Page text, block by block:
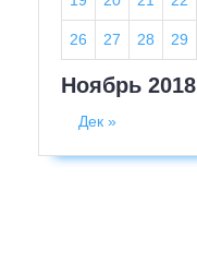
Ноябрь 2018
26 27 28 29
Дек »